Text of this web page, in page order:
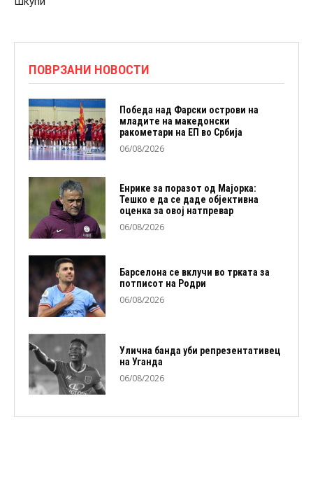
ПОВРЗАНИ НОВОСТИ
Победа над Фарски острови на
младите на македонски
ракометари на ЕП во Србија
06/08/2026
Енрике за поразот од Мајорка:
Тешко е да се даде објективна
оценка за овој натпревар
06/08/2026
Барселона се вклучи во трката за
потписот на Родри
06/08/2026
Улична банда уби репрезентативец
на Уганда
06/08/2026